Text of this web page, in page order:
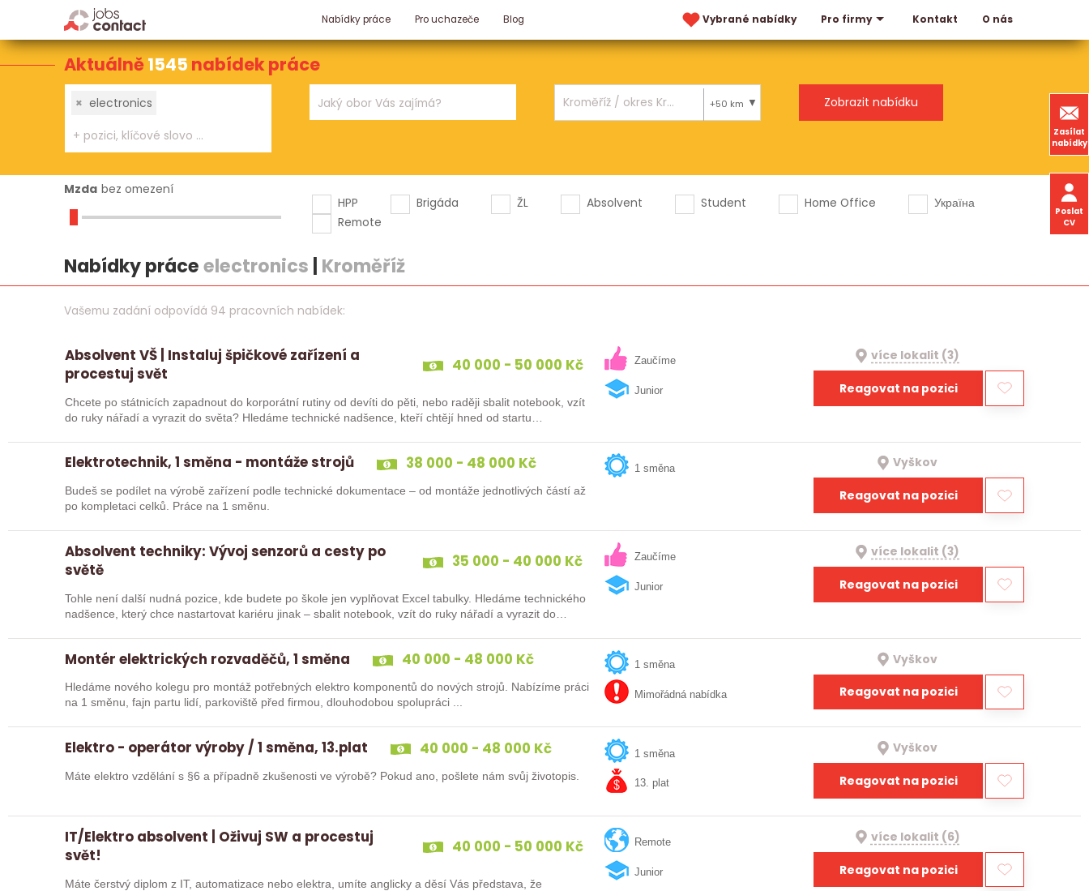
Nabídky práce Pro uchazeče Blog Vybrané nabídky Pro firmy Kontakt O nás
Zasílat
nabídky
Poslat
CV
Aktuálně1545 nabídek práce
× electronics +50 km
Mzda bez omezení
HPP
Brigáda ŽL Absolvent Student Home Office
Україна
Remote
Nabídky práceelectronics Kroměříž
Vašemu zadání odpovídá 94 pracovních nabídek:
Absolvent VŠ | Instaluj špičkové zařízení a
procestuj svět
40 000 - 50 000 Kč
Chcete po státnicích zapadnout do korporátní rutiny od devíti do pěti, nebo raději sbalit notebook, vzít
do ruky nářadí a vyrazit do světa? Hledáme technické nadšence, kteří chtějí hned od startu…
Zaučíme
Junior
více lokalit (3)
Reagovat na pozici
Elektrotechnik, 1 směna - montáže strojů 38 000 - 48 000 Kč
Budeš se podílet na výrobě zařízení podle technické dokumentace – od montáže jednotlivých částí až
po kompletaci celků. Práce na 1 směnu.
1 směna Vyškov
Reagovat na pozici
Absolvent techniky: Vývoj senzorů a cesty po
světě
35 000 - 40 000 Kč
Tohle není další nudná pozice, kde budete po škole jen vyplňovat Excel tabulky. Hledáme technického
nadšence, který chce nastartovat kariéru jinak – sbalit notebook, vzít do ruky nářadí a vyrazit do…
Zaučíme
Junior
více lokalit (3)
Reagovat na pozici
Montér elektrických rozvaděčů, 1 směna 40 000 - 48 000 Kč
Hledáme nového kolegu pro montáž potřebných elektro komponentů do nových strojů. Nabízíme práci
na 1 směnu, fajn partu lidí, parkoviště před firmou, dlouhodobou spolupráci ...
1 směna
Mimořádná nabídka
Vyškov
Reagovat na pozici
Elektro - operátor výroby / 1 směna, 13.plat 40 000 - 48 000 Kč
Máte elektro vzdělání s §6 a případně zkušenosti ve výrobě? Pokud ano, pošlete nám svůj životopis.
1 směna
13. plat
Vyškov
Reagovat na pozici
IT/Elektro absolvent | Oživuj SW a procestuj
svět!
40 000 - 50 000 Kč
Máte čerstvý diplom z IT, automatizace nebo elektra, umíte anglicky a děsí Vás představa, že
Remote
Junior
více lokalit (6)
Reagovat na pozici